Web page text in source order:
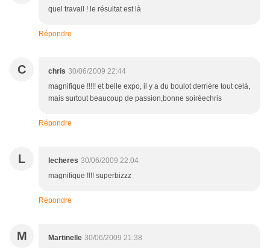
quel travail ! le résultat est là
Répondre
C chris 30/06/2009 22:44
magnifique !!!!! et belle expo, il y a du boulot derrière tout celà,
mais surtout beaucoup de passion,bonne soiréechris
Répondre
L lecheres 30/06/2009 22:04
magnifique !!!! superbizzz
Répondre
M Martinelle 30/06/2009 21:38